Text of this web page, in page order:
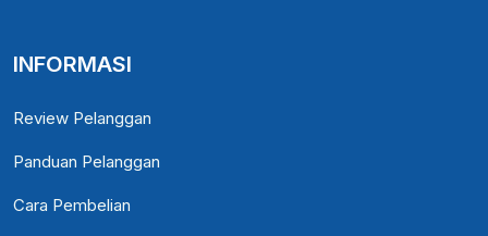
INFORMASI
Review Pelanggan
Panduan Pelanggan
Cara Pembelian